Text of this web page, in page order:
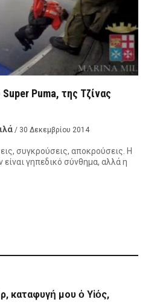
Puma, της Τζίνας
/ 30 Δεκεμβρίου 2014
συγκρούσεις, αποκρούσεις. Η
γηπεδικό σύνθημα, αλλά η
καταφυγή μου ὁ Υἱός,